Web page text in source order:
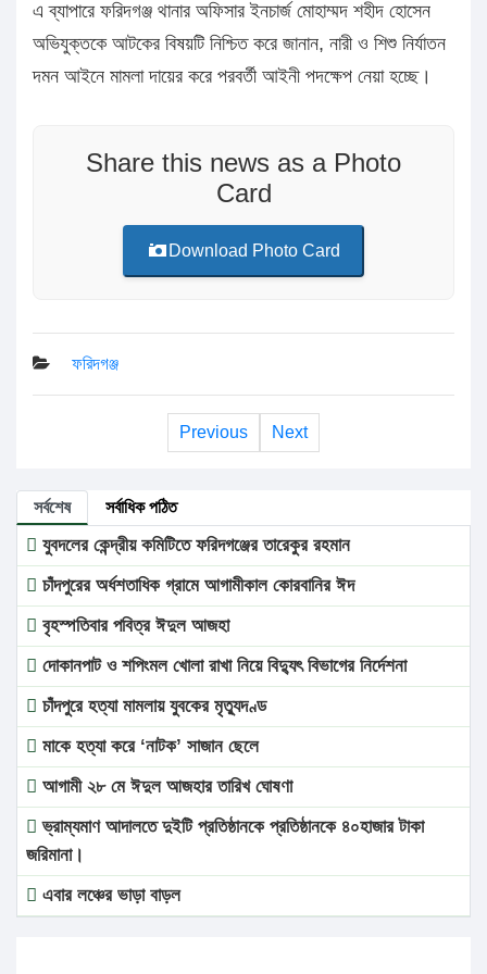
এ ব্যাপারে ফরিদগঞ্জ থানার অফিসার ইনচার্জ মোহাম্মদ শহীদ হোসেন
অভিযুক্তকে আটকের বিষয়টি নিশ্চিত করে জানান, নারী ও শিশু নির্যাতন
দমন আইনে মামলা দায়ের করে পরবর্তী আইনী পদক্ষেপ নেয়া হচ্ছে।
Share this news as a Photo
Card
Download Photo Card
ফরিদগঞ্জ
Previous Next
সর্বশেষ সর্বাধিক পঠিত
যুবদলের কেন্দ্রীয় কমিটিতে ফরিদগঞ্জের তারেকুর রহমান
চাঁদপুরের অর্ধশতাধিক গ্রামে আগামীকাল কোরবানির ঈদ
বৃহস্পতিবার পবিত্র ঈদুল আজহা
দোকানপাট ও শপিংমল খোলা রাখা নিয়ে বিদ্যুৎ বিভাগের নির্দেশনা
চাঁদপুরে হত্যা মামলায় যুবকের মৃত্যুদণ্ড
মাকে হত্যা করে ‘নাটক’ সাজান ছেলে
আগামী ২৮ মে ঈদুল আজহার তারিখ ঘোষণা
ভ্রাম্যমাণ আদালতে দুইটি প্রতিষ্ঠানকে প্রতিষ্ঠানকে ৪০হাজার টাকা
জরিমানা।
এবার লঞ্চের ভাড়া বাড়ল